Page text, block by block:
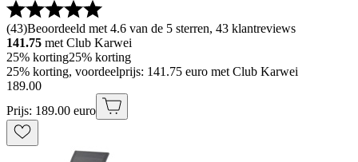
(43)Beoordeeld met 4.6 van de 5 sterren, 43 klantreviews
141.75 met Club Karwei
25% korting25% korting
25% korting, voordeelprijs: 141.75 euro met Club Karwei
189.00
Prijs: 189.00 euro